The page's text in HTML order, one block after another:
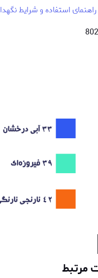
استفاده و شرایط
مرتبط